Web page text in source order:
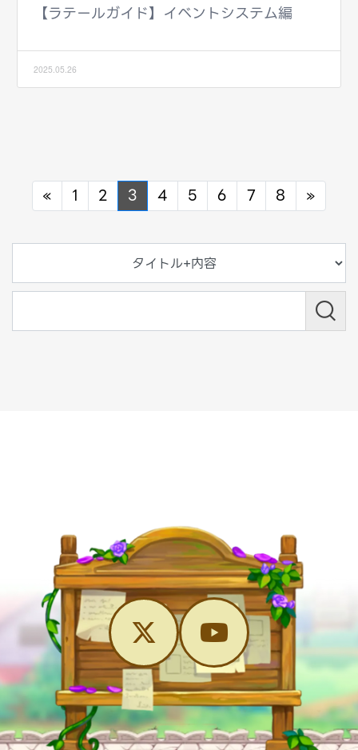
【ラテールガイド】イベントシステム編
2025.05.26
« Previous
1 2 3 4 5 6 7 8 »